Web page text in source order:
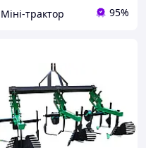
Міні-трактор 95%